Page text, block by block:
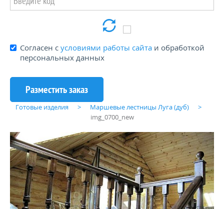
Согласен с условиями работы сайта и обработкой
персональных данных
Готовые изделия
Маршевые лестницы Луга (дуб)
img_0700_new